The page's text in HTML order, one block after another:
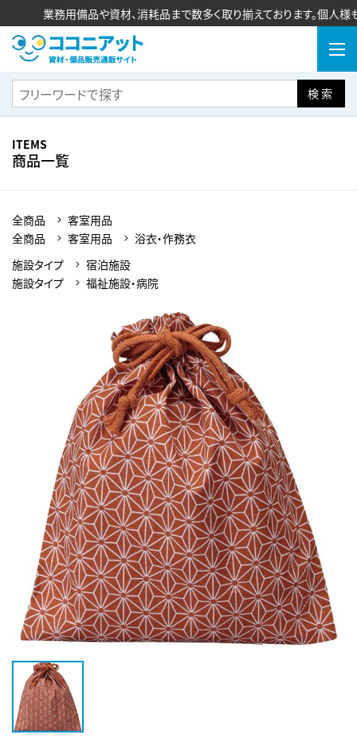
業務用備品や資材、消耗品まで数多く取り揃えております。個人様
検索
ITEMS
商品一覧
全商品
客室用品
全商品
客室用品
浴衣・作務衣
施設タイプ
宿泊施設
施設タイプ
福祉施設・病院